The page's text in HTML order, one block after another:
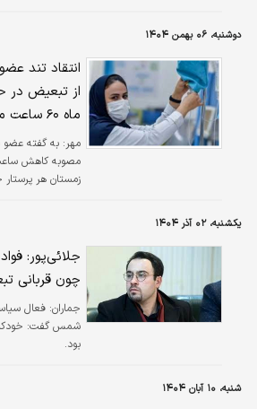
دوشنبه، ۰۶ بهمن ۱۴۰۴
انتقاد تند
از تبعیض در
ماه ۶۰ ساعت مجانی کار می‌کنند
مهر: به گفته عضو
مصوبه کاهش ساعت
یکشنبه، ۰۲ آذر ۱۴۰۴
جلائی‌پور:
چون قربانی
جماران: فعال
شمس گفت:
بود.
شنبه، ۱۰ آبان ۱۴۰۴